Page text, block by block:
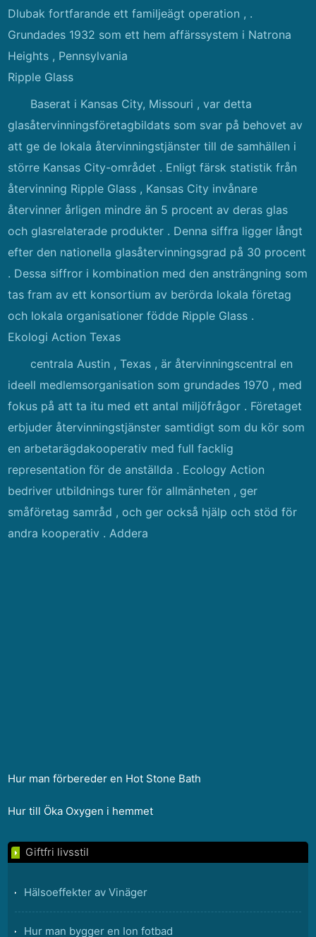
Dlubak fortfarande ett familjeägt operation , .
Grundades 1932 som ett hem affärssystem i Natrona
Heights , Pennsylvania
Ripple Glass
Baserat i Kansas City, Missouri , var detta
glasåtervinningsföretagbildats som svar på behovet av
att ge de lokala återvinningstjänster till de samhällen i
större Kansas City-området . Enligt färsk statistik från
återvinning Ripple Glass , Kansas City invånare
återvinner årligen mindre än 5 procent av deras glas
och glasrelaterade produkter . Denna siffra ligger långt
efter den nationella glasåtervinningsgrad på 30 procent
. Dessa siffror i kombination med den ansträngning som
tas fram av ett konsortium av berörda lokala företag
och lokala organisationer födde Ripple Glass .
Ekologi Action Texas
centrala Austin , Texas , är återvinningscentral en
ideell medlemsorganisation som grundades 1970 , med
fokus på att ta itu med ett antal miljöfrågor . Företaget
erbjuder återvinningstjänster samtidigt som du kör som
en arbetarägdakooperativ med full facklig
representation för de anställda . Ecology Action
bedriver utbildnings turer för allmänheten , ger
småföretag samråd , och ger också hjälp och stöd för
andra kooperativ . Addera
Hur man förbereder en Hot Stone Bath
Hur till Öka Oxygen i hemmet
Giftfri livsstil
Hälsoeffekter av Vinäger
Hur man bygger en Ion fotbad